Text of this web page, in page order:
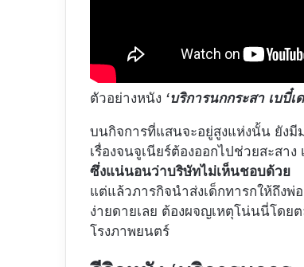
ตัวอย่างหนัง ‘บริการนกกระสา เบบี๋เด
บนกิจการที่แสนจะอยู่สูงแห่งนั้น ยัง
เรื่องจนจูเนียร์ต้องออกไปช่วยสะสา
ซึ่งแน่นอนว่าบริษัทไม่เห็นชอบด้วย
แต่แล้วภารกิจนำส่งเด็กทารกให้ถึง
ง่ายดายเลย ต้องผจญเหตุโน่นนี่โดย
โรงภาพยนตร์